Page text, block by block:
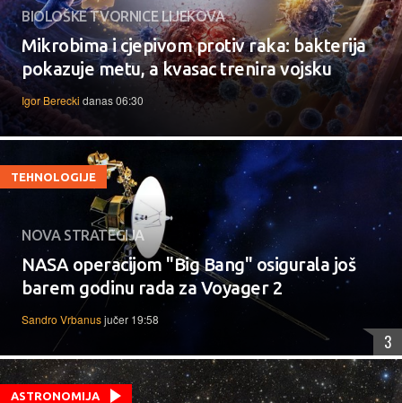
BIOLOŠKE TVORNICE LIJEKOVA
Mikrobima i cjepivom protiv raka: bakterija
pokazuje metu, a kvasac trenira vojsku
Igor Berecki danas 06:30
TEHNOLOGIJE
NOVA STRATEGIJA
NASA operacijom "Big Bang" osigurala još
barem godinu rada za Voyager 2
Sandro Vrbanusjučer 19:58
3
ASTRONOMIJA